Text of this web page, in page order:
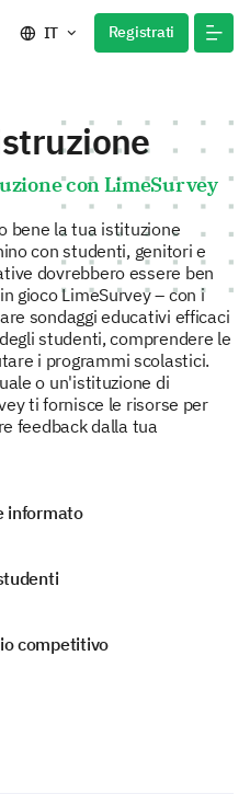
IT Registrati
con LimeSurvey
bene la tua istituzione
con studenti, genitori e
dovrebbero essere ben
gioco LimeSurvey – con i
sondaggi educativi efficaci
studenti, comprendere le
i programmi scolastici.
o un'istituzione di
ti fornisce le risorse per
feedback dalla tua
informato
competitivo